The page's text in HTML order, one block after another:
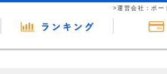
>運営会社：ポー